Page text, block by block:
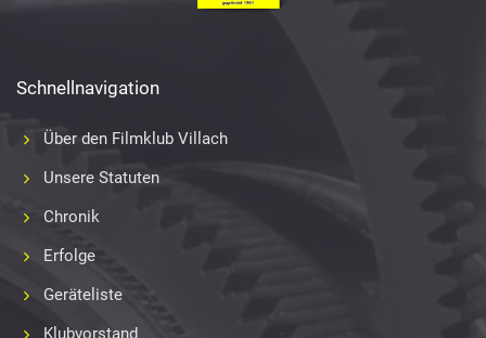
Schnellnavigation
Über den Filmklub Villach
Unsere Statuten
Chronik
Erfolge
Geräteliste
Klubvorstand